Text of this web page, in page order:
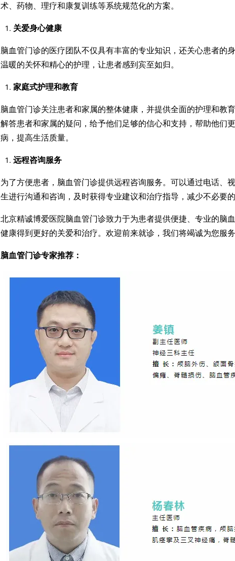
术、药物、理疗和康复训练等系统规范化的方案。
关爱身心健康
脑血管门诊的医疗团队不仅具有丰富的专业知识，还关心患者的
温暖的关怀和精心的护理，让患者感到宾至如归。
家庭式护理和教育
脑血管门诊关注患者和家属的整体健康，并提供全面的护理和教
解答患者和家属的疑问，给予他们足够的信心和支持，帮助他们
病，提高生活质量。
远程咨询服务
为了方便患者，脑血管门诊提供远程咨询服务。可以通过电话、
生进行沟通和咨询，及时获得专业建议和治疗指导，减少不必要的
北京精诚博爱医院脑血管门诊致力于为患者提供便捷、专业的脑
健康得到更好的关爱和治疗。欢迎前来就诊，我们将竭诚为您服务
脑血管门诊专家推荐：